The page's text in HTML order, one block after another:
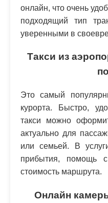
онлайн, что очень
подходящий тип
уверенными в
Такси из
Это самый
курорта. Быстро,
такси можно
актуально для
или семьей. В
прибытия, помощь
стоимость маршрута.
Онлайн